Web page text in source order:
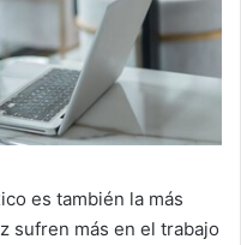
es también la más
sufren más en el trabajo